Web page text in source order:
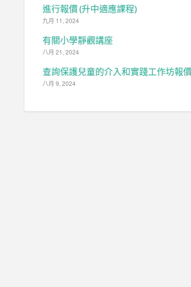
進行報價 (升中適應課程)
九月 11, 2024
有關小學靜觀講座
八月 21, 2024
查詢保護兒童的介入和實踐工作坊報
八月 9, 2024